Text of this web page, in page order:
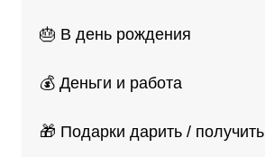
🎂 В день рождения
💰 Деньги и работа
🎁 Подарки дарить / получить